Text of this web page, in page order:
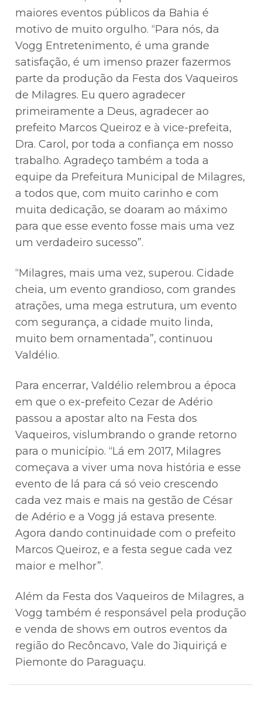
maiores eventos públicos da Bahia é
motivo de muito orgulho. “Para nós, da
Vogg Entretenimento, é uma grande
satisfação, é um imenso prazer fazermos
parte da produção da Festa dos Vaqueiros
de Milagres. Eu quero agradecer
primeiramente a Deus, agradecer ao
prefeito Marcos Queiroz e à vice-prefeita,
Dra. Carol, por toda a confiança em nosso
trabalho. Agradeço também a toda a
equipe da Prefeitura Municipal de Milagres,
a todos que, com muito carinho e com
muita dedicação, se doaram ao máximo
para que esse evento fosse mais uma vez
um verdadeiro sucesso”.
“Milagres, mais uma vez, superou. Cidade
cheia, um evento grandioso, com grandes
atrações, uma mega estrutura, um evento
com segurança, a cidade muito linda,
muito bem ornamentada”, continuou
Valdélio.
Para encerrar, Valdélio relembrou a época
em que o ex-prefeito Cezar de Adério
passou a apostar alto na Festa dos
Vaqueiros, vislumbrando o grande retorno
para o município. “Lá em 2017, Milagres
começava a viver uma nova história e esse
evento de lá para cá só veio crescendo
cada vez mais e mais na gestão de César
de Adério e a Vogg já estava presente.
Agora dando continuidade com o prefeito
Marcos Queiroz, e a festa segue cada vez
maior e melhor”.
Além da Festa dos Vaqueiros de Milagres, a
Vogg também é responsável pela produção
e venda de shows em outros eventos da
região do Recôncavo, Vale do Jiquiriçá e
Piemonte do Paraguaçu.